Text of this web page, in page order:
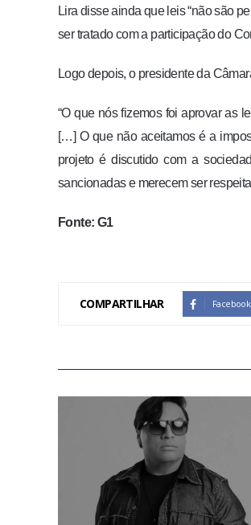
Lira disse ainda que leis “não são
ser tratado com a participação do
Logo depois, o presidente da
“O que nós fizemos foi aprovar as
[…] O que não aceitamos é a
projeto é discutido com a
sancionadas e merecem ser
Fonte: G1
COMPARTILHAR Facebook